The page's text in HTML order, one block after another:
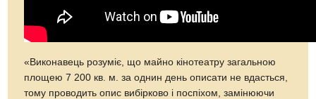
«Виконавець розуміє, що майно кінотеатру загальною
площею 7 200 кв. м. за однин день описати не вдасться,
тому проводить опис вибірково і поспіхом, замінюючи